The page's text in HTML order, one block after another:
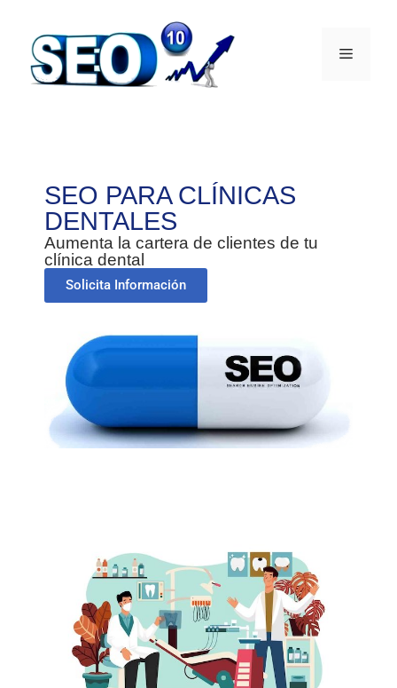
SEO PARA CLÍNICAS
DENTALES
Aumenta la cartera de clientes de tu
clínica dental
Solicita Información